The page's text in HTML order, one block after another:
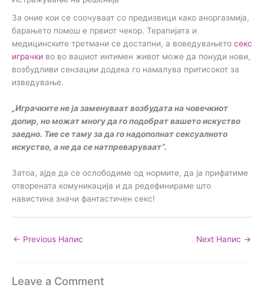
За оние кои се соочуваат со предизвици како аноргазмија,
барањето помош е првиот чекор. Терапијата и
медицинските третмани се достапни, а воведувањето секс
играчки во во вашиот интимен живот може да понуди нови,
возбудливи сензации додека го намалува притисокот за
изведување.
„Играчките не ја заменуваат возбудата на човечкиот
допир, но можат многу да го подобрат вашето искуство
заедно. Тие се таму за да го надополнат сексуалното
искуство, а не да се натпреваруваат“.
Затоа, ајде да се ослободиме од нормите, да ја прифатиме
отворената комуникација и да редефинираме што
навистина значи фантастичен секс!
← Previous Напис Next Напис →
Leave a Comment